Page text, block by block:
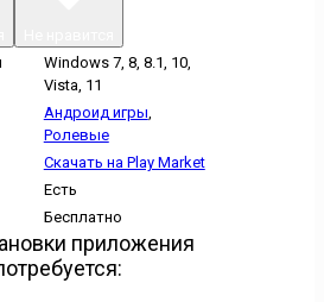
Windows 7, 8, 8.1, 10,
Vista, 11
Андроид игры,
Ролевые
Скачать на Play Market
Есть
Бесплатно
приложения